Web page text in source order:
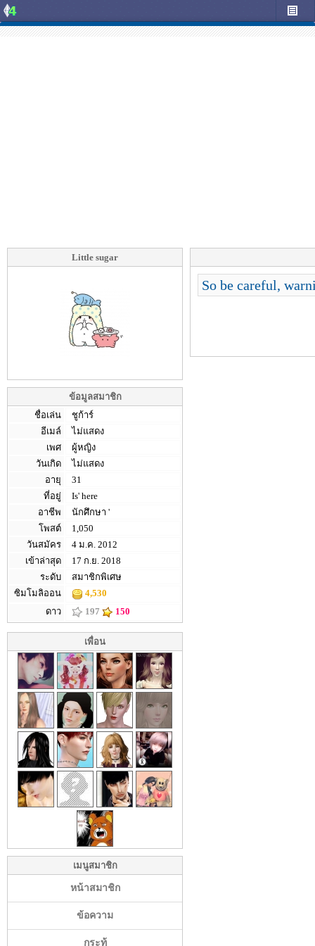
Little sugar
ข้อมูลสมาชิก
ชื่อเล่น
ชูก้าร์
อีเมล์
ไม่แสดง
เพศ
ผู้หญิง
วันเกิด
ไม่แสดง
อายุ
31
ที่อยู่
Is' here
อาชีพ
นักศึกษา '
โพสต์
1,050
วันสมัคร
4 ม.ค. 2012
เข้าล่าสุด
17 ก.ย. 2018
ระดับ
สมาชิกพิเศษ
ซิมโมลิออน
4,530
ดาว
197 150
เพื่อน
เมนูสมาชิก
หน้าสมาชิก
ข้อความ
กระทู้
So be careful,